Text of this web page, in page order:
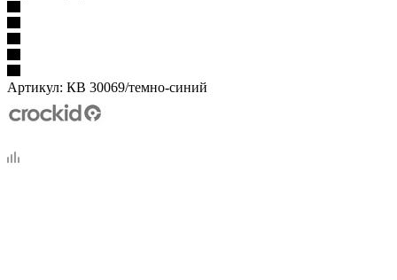
Артикул: КВ 30069/темно-синий